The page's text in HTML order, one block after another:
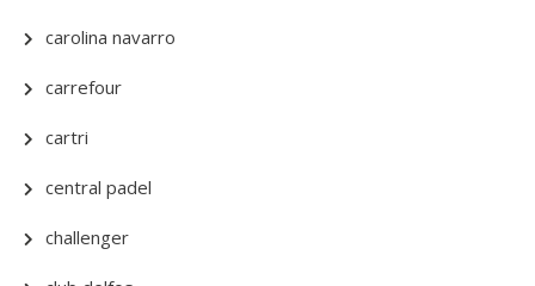
carolina navarro
carrefour
cartri
central padel
challenger